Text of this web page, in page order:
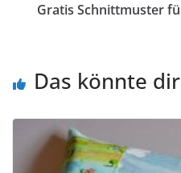
Gratis Schnittmuster
Das könnte